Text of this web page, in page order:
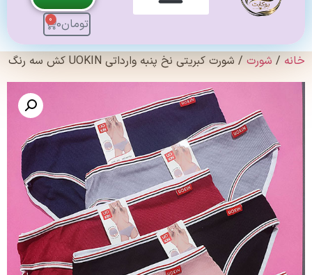
0
شورت/ شورت کبریتی نخ پنبه وارداتی UOKIN کش سه رنگ